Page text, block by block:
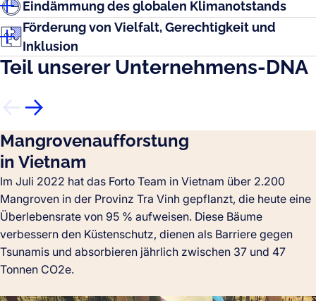
Eindämmung des globalen Klimanotstands
Förderung von Vielfalt, Gerechtigkeit und
Inklusion
Teil unserer Unternehmens-DNA
Mangrovenaufforstung
in Vietnam
Im Juli 2022 hat das Forto Team in Vietnam über 2.200
Mangroven in der Provinz Tra Vinh gepflanzt, die heute eine
Überlebensrate von 95 % aufweisen. Diese Bäume
verbessern den Küstenschutz, dienen als Barriere gegen
Tsunamis und absorbieren jährlich zwischen 37 und 47
Tonnen CO2e.